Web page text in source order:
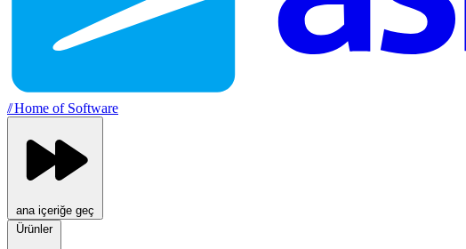
//Home of Software
ana içeriğe geç
Ürünler